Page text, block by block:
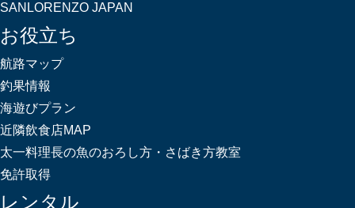
SANLORENZO JAPAN
お役立ち
航路マップ
釣果情報
海遊びプラン
近隣飲食店MAP
太一料理長の魚のおろし方・さばき方教室
免許取得
レンタル